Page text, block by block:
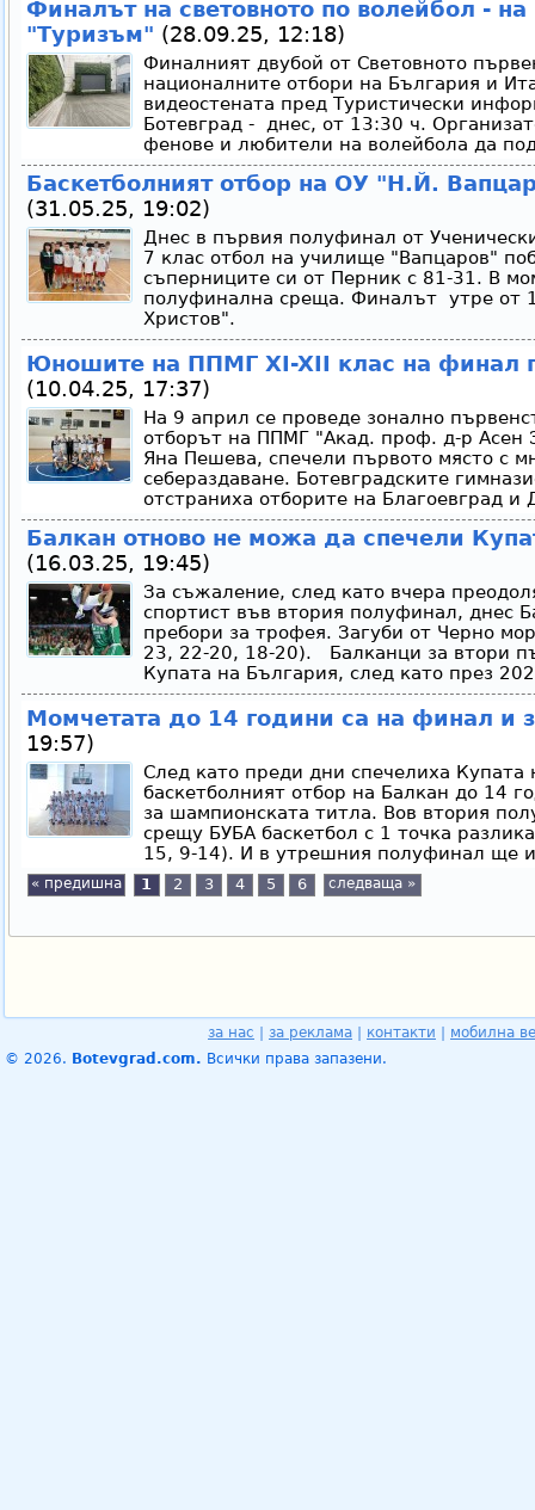
Финалът на световното по волейбол -
"Туризъм" (28.09.25, 12:18)
Финалният двубой от Световното
националните отбори на България и
видеостената пред Туристически
Ботевград - днес, от 13:30 ч.
фенове и любители на волейбола да
Баскетболният отбор на ОУ "Н.Й.
(31.05.25, 19:02)
Днес в първия полуфинал от
7 клас отбол на училище "Вапцаров"
съперниците си от Перник с 81-31. В
полуфинална среща. Финалът утре от
Христов".
Юношите на ППМГ XI-XII клас на финал
(10.04.25, 17:37)
На 9 април се проведе зонално
отборът на ППМГ "Акад. проф. д-р Асен
Яна Пешева, спечели първото място с
себераздаване. Ботевградските
отстраниха отборите на Благоевград
Балкан отново не можа да спечели
(16.03.25, 19:45)
За съжаление, след като вчера
спортист във втория полуфинал, днес
пребори за трофея. Загуби от Черно
23, 22-20, 18-20). Балканци за втори
Купата на България, след като през
Момчетата до 14 години са на финал и
19:57)
След като преди дни спечелиха Купата
баскетболният отбор на Балкан до 14
за шампионската титла. Вов втория
срещу БУБА баскетбол с 1 точка
15, 9-14). И в утрешния полуфинал ще
« предишна 1 2 3 4 5 6 следваща »
за нас за реклама контакти
мобилна
© 2026. Botevgrad.com. Всички права запазени.